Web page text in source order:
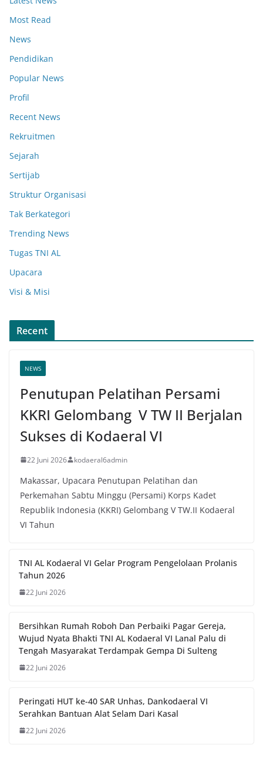
Most Read
News
Pendidikan
Popular News
Profil
Recent News
Rekruitmen
Sejarah
Sertijab
Struktur Organisasi
Tak Berkategori
Trending News
Tugas TNI AL
Upacara
Visi & Misi
Recent
NEWS
Penutupan Pelatihan Persami
KKRI Gelombang V TW II Berjalan
Sukses di Kodaeral VI
22 Juni 2026 kodaeral6admin
Makassar, Upacara Penutupan Pelatihan dan
Perkemahan Sabtu Minggu (Persami) Korps Kadet
Republik Indonesia (KKRI) Gelombang V TW.II Kodaeral
VI Tahun
TNI AL Kodaeral VI Gelar Program Pengelolaan Prolanis
Tahun 2026
22 Juni 2026
Bersihkan Rumah Roboh Dan Perbaiki Pagar Gereja,
Wujud Nyata Bhakti TNI AL Kodaeral VI Lanal Palu di
Tengah Masyarakat Terdampak Gempa Di Sulteng
22 Juni 2026
Peringati HUT ke-40 SAR Unhas, Dankodaeral VI
Serahkan Bantuan Alat Selam Dari Kasal
22 Juni 2026